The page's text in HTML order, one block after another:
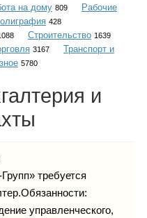
на дому 809
Рабочие
428
Строительство 1639
3167
Транспорт и
5780
и
требуется
управленческого,